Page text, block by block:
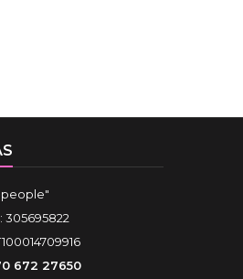
305695822
672 27650